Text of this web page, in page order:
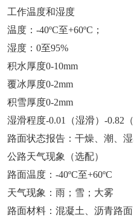
工作温度和湿度
温度：-40ºC至+60ºC；
湿度：0至95%
积水厚度0-10mm
覆冰厚度0-2mm
积雪厚度0-2mm
湿滑程度-0.01（湿滑）-0.82（
路面状态报告：干燥、潮、
公路天气现象（选配）
路面温度：-40ºC至+60ºC
天气现象：雨；雪；大雾
路面材料：混凝土、沥青路面